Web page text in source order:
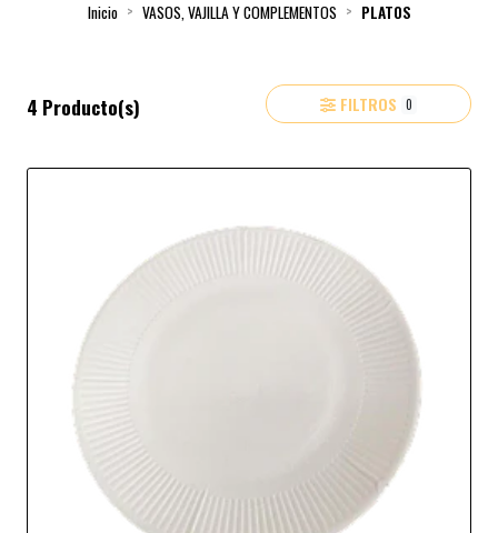
Inicio VASOS, VAJILLA Y COMPLEMENTOS PLATOS
4 Producto(s) FILTROS 0